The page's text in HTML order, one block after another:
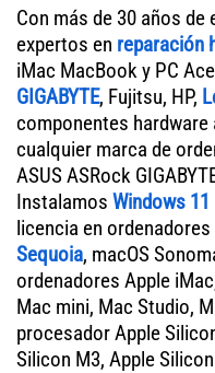
Con más de 30 años
expertos en reparación
iMac MacBook y PC
GIGABYTE, Fujitsu, HP,
componentes
cualquier marca de
ASUS ASRock
Instalamos Windows
licencia en ordenadores
Sequoia, macOS
ordenadores Apple
Mac mini, Mac Studio,
procesador Apple
Silicon M3, Apple